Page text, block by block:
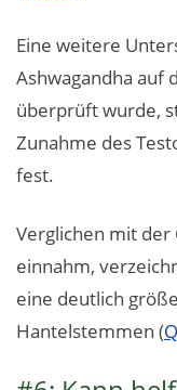
Eine weitere
Ashwagandha auf
überprüft wurde,
Zunahme des
fest.
Verglichen mit der
einnahm,
eine deutlich
Hantelstemmen (